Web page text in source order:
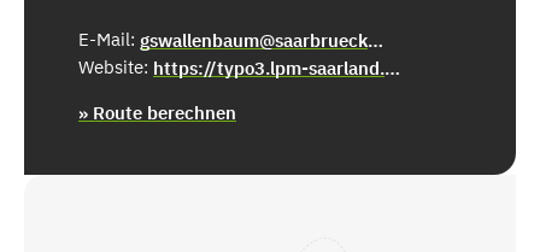
E-Mail:
gswallenbaum@saarbruecken.de
Website:
https://typo3.lpm-saarland.de/grundschule_wallenbaum
» Route berechnen